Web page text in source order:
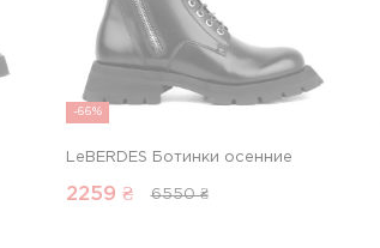
-66%
LeBERDES Ботинки осенние
2259 ₴ 6550 ₴